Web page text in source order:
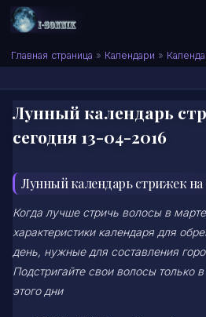
Skip to content
Сонник I-SONNIK.COM
Главная страница » Календари »
Лунный календарь
сегодня 13-04-2016
Лунный календарь стрижек на
Когда лучше стричь волосы в
характеристики календаря для
день, нужные для составления
Подстригайте свои волосы только
этого дни